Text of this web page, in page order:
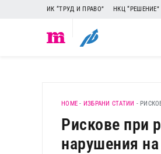
ИК “ТРУД И ПРАВО” НКЦ “РЕШЕНИЕ”
HOME - ИЗБРАНИ СТАТИИ -
Рискове при
нарушения